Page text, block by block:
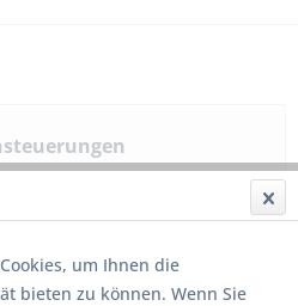
und vertreibt robuste
industrielle und mobile
zu sehr...mehr erfahren »
um Ihnen die
bieten zu können. Wenn Sie